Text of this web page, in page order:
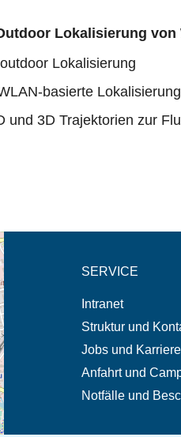
Lokalisierung von
Lokalisierung
basierte Lokalisierung
und 3D Trajektorien zur
SERVICE
Intranet
Struktur und
Jobs und Karriere
Anfahrt und
Notfälle und